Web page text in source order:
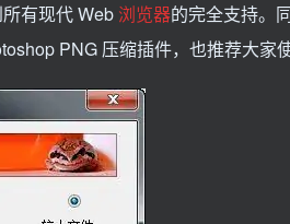
有现代 Web 浏览器的完全支持。
PNG 压缩插件，也推荐大家使